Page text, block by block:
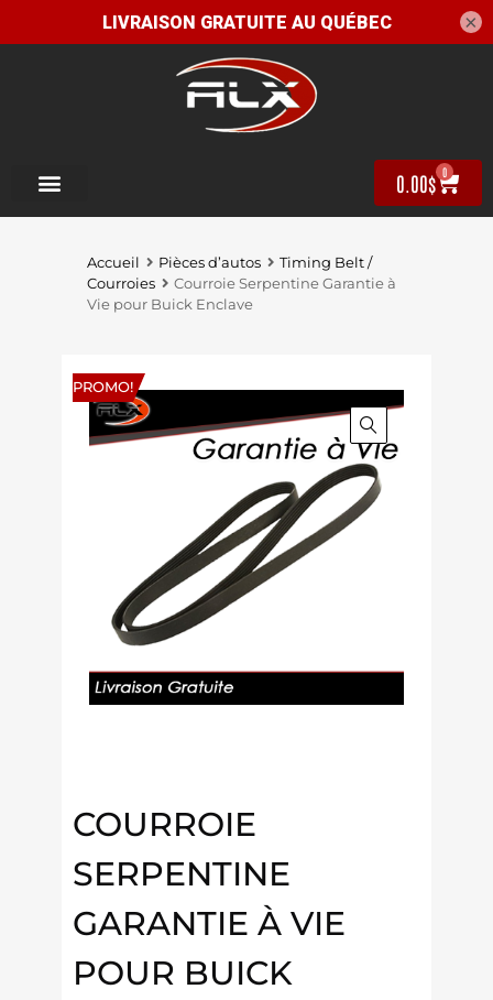
0.00$ 0
Accueil Pièces d’autos
Timing Belt /
Courroies
Courroie Serpentine Garantie à
Vie pour Buick Enclave
PROMO!
COURROIE
SERPENTINE
GARANTIE À VIE
POUR BUICK
×